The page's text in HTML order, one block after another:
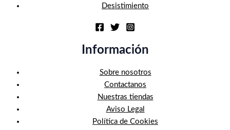
Desistimiento
Información
Sobre nosotros
Contactanos
Nuestras tiendas
Aviso Legal
Política de Cookies